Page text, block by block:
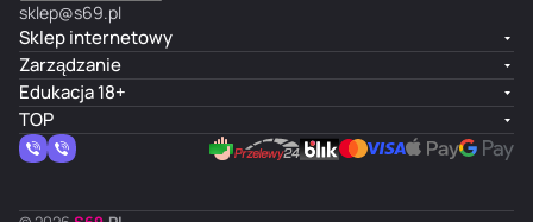
sklep@s69.pl
Sklep internetowy
Zarządzanie
Edukacja 18+
TOP